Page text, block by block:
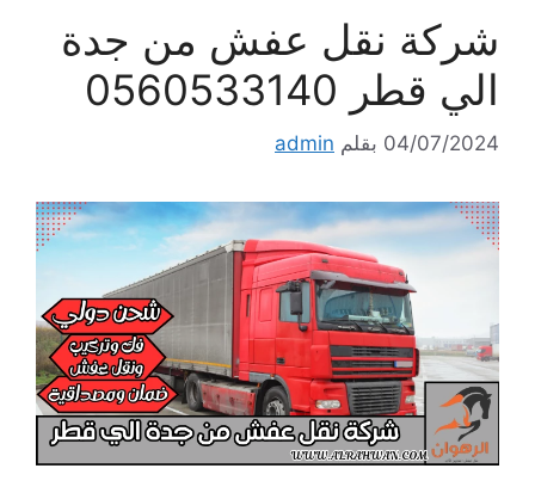
شركة نقل عفش من جدة
الي قطر 0560533140
04/07/2024 بقلم admin